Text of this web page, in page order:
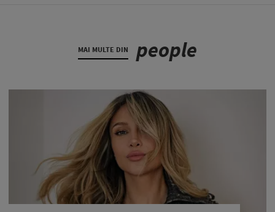
MAI MULTE DIN people